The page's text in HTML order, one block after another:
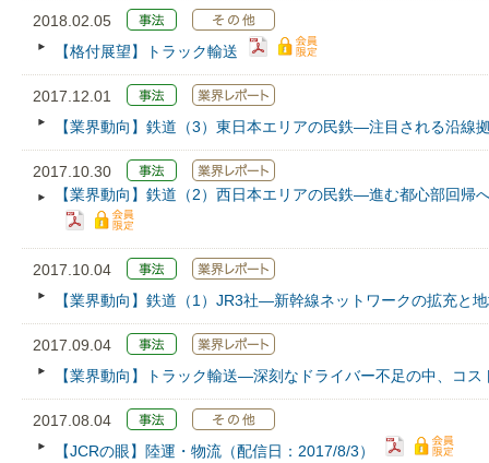
2018.02.05
【格付展望】トラック輸送
2017.12.01
【業界動向】鉄道（3）東日本エリアの民鉄―注目される沿
2017.10.30
【業界動向】鉄道（2）西日本エリアの民鉄―進む都心部回
2017.10.04
【業界動向】鉄道（1）JR3社―新幹線ネットワークの拡充と
2017.09.04
【業界動向】トラック輸送―深刻なドライバー不足の中、コ
2017.08.04
【JCRの眼】陸運・物流（配信日：2017/8/3）